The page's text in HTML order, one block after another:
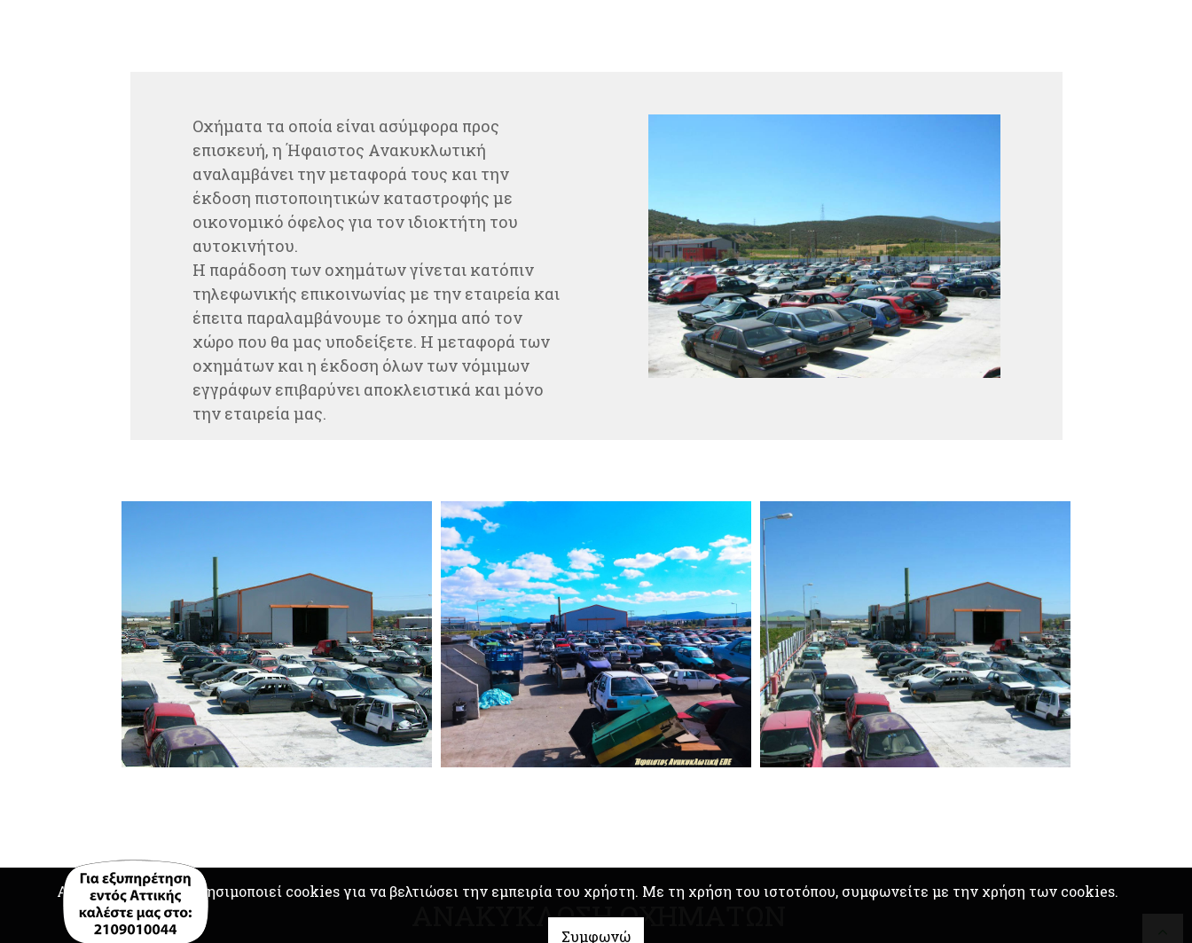
Οχήματα τα οποία είναι ασύμφορα προς
επισκευή, η Ήφαιστος Ανακυκλωτική
αναλαμβάνει την μεταφορά τους και την
έκδοση πιστοποιητικών καταστροφής με
οικονομικό όφελος για τον ιδιοκτήτη του
αυτοκινήτου.
Η παράδοση των οχημάτων γίνεται κατόπιν
τηλεφωνικής επικοινωνίας με την εταιρεία και
έπειτα παραλαμβάνουμε το όχημα από τον
χώρο που θα μας υποδείξετε. Η μεταφορά των
οχημάτων και η έκδοση όλων των νόμιμων
εγγράφων επιβαρύνει αποκλειστικά και μόνο
την εταιρεία μας.
ΑΝΑΚΥΚΛΩΣΗ ΟΧΗΜΑΤΩΝ
Αυτός ο ιστότοπος χρησιμοποιεί cookies για να βελτιώσει την εμπειρία του χρήστη. Με τη χρήση του ιστοτόπου, συμφωνείτε με την χρήση των cookies.
Συμφωνώ